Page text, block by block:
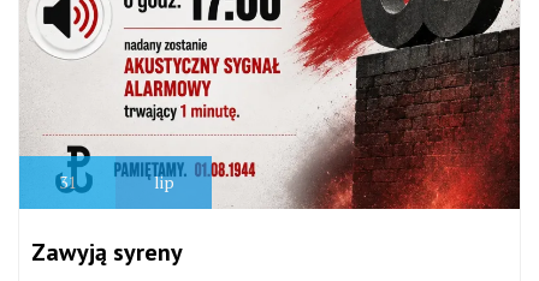
31 lip
Zawyją syreny